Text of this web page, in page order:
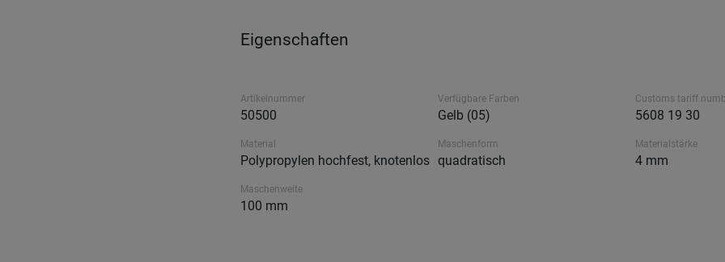
Eigenschaften
Artikelnummer
50500
Verfügbare Farben
Gelb (05)
Customs tariff
5608 19 30
Material
Polypropylen hochfest, knotenlos
Maschenform
quadratisch
Materialstärke
4 mm
Maschenweite
100 mm